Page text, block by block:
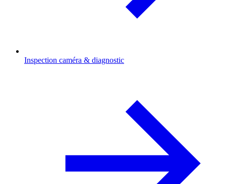
Inspection caméra & diagnostic